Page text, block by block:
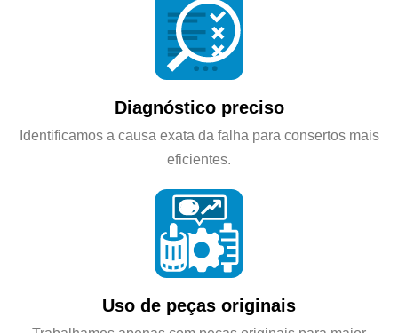
Diagnóstico preciso
Identificamos a causa exata da falha para consertos mais
eficientes.
Uso de peças originais